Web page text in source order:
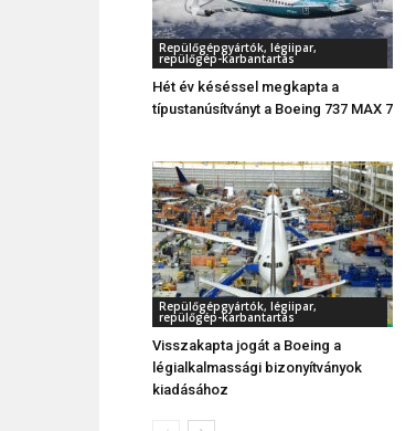
Repülőgépgyártók, légiipar,
repülőgép-karbantartás
Hét év késéssel megkapta a
típustanúsítványt a Boeing 737 MAX 7
Repülőgépgyártók, légiipar,
repülőgép-karbantartás
Visszakapta jogát a Boeing a
légialkalmassági bizonyítványok
kiadásához